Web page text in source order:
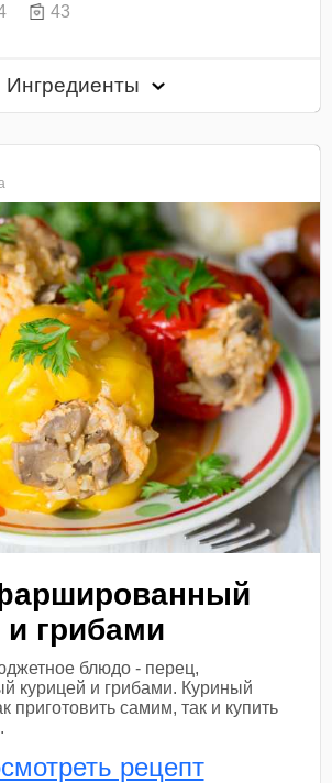
43
Ингредиенты
и грибами
блюдо - перец,
курицей и грибами. Куриный
самим, так и купить
рецепт